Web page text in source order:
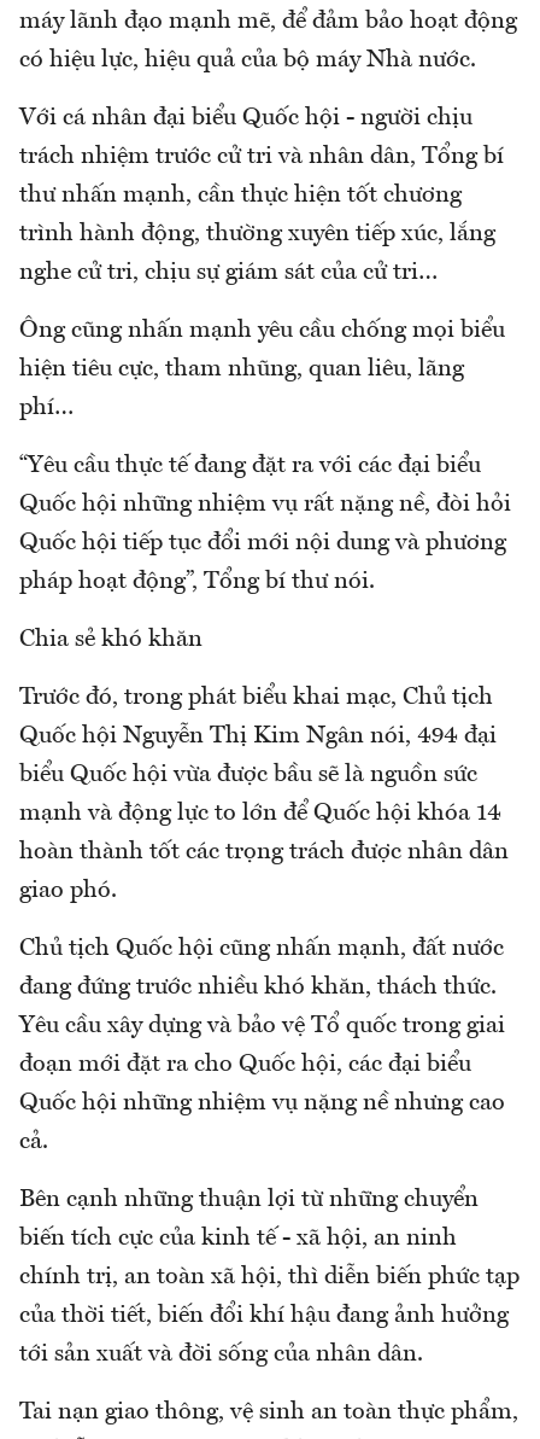
máy lãnh đạo mạnh mẽ, để đảm bảo hoạt động
có hiệu lực, hiệu quả của bộ máy Nhà nước.
Với cá nhân đại biểu Quốc hội - người chịu
trách nhiệm trước cử tri và nhân dân, Tổng bí
thư nhấn mạnh, cần thực hiện tốt chương
trình hành động, thường xuyên tiếp xúc, lắng
nghe cử tri, chịu sự giám sát của cử tri…
Ông cũng nhấn mạnh yêu cầu chống mọi biểu
hiện tiêu cực, tham nhũng, quan liêu, lãng
phí…
“Yêu cầu thực tế đang đặt ra với các đại biểu
Quốc hội những nhiệm vụ rất nặng nề, đòi hỏi
Quốc hội tiếp tục đổi mới nội dung và phương
pháp hoạt động”, Tổng bí thư nói.
Chia sẻ khó khăn
Trước đó, trong phát biểu khai mạc, Chủ tịch
Quốc hội Nguyễn Thị Kim Ngân nói, 494 đại
biểu Quốc hội vừa được bầu sẽ là nguồn sức
mạnh và động lực to lớn để Quốc hội khóa 14
hoàn thành tốt các trọng trách được nhân dân
giao phó.
Chủ tịch Quốc hội cũng nhấn mạnh, đất nước
đang đứng trước nhiều khó khăn, thách thức.
Yêu cầu xây dựng và bảo vệ Tổ quốc trong giai
đoạn mới đặt ra cho Quốc hội, các đại biểu
Quốc hội những nhiệm vụ nặng nề nhưng cao
cả.
Bên cạnh những thuận lợi từ những chuyển
biến tích cực của kinh tế - xã hội, an ninh
chính trị, an toàn xã hội, thì diễn biến phức tạp
của thời tiết, biến đổi khí hậu đang ảnh hưởng
tới sản xuất và đời sống của nhân dân.
Tai nạn giao thông, vệ sinh an toàn thực phẩm,